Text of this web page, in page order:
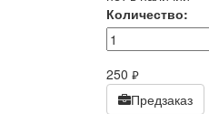
Количество:
250 руб.
Предзаказ